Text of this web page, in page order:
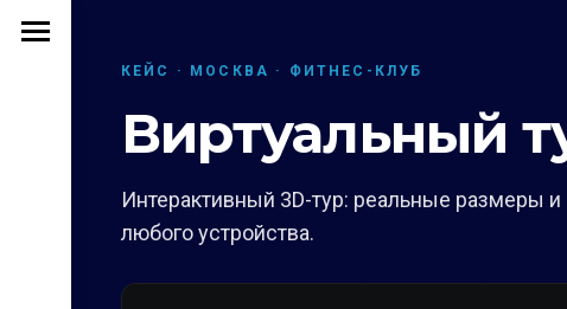
КЕЙС · МОСКВА · ФИТНЕС-КЛУБ
Виртуальный
Интерактивный 3D-тур: реальные размеры
любого устройства.